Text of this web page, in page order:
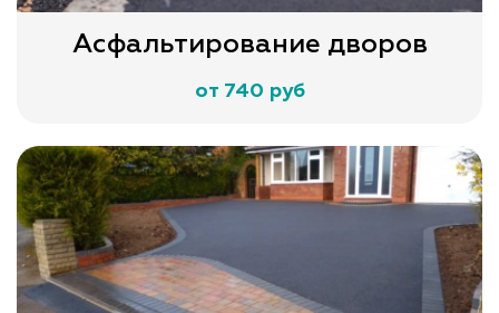
Асфальтирование дворов
от 740 руб